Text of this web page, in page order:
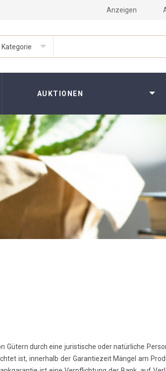
Anzeigen
Kategorie
AUKTIONEN
Gütern durch eine juristische oder natürliche
ist, innerhalb der Garantiezeit Mängel am